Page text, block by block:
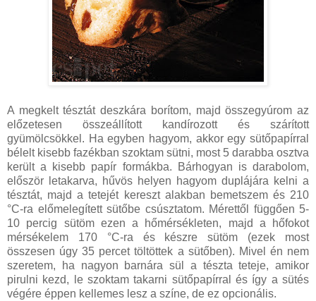
A megkelt tésztát deszkára borítom, majd összegyúrom az
előzetesen összeállított kandírozott és szárított
gyümölcsökkel. Ha egyben hagyom, akkor egy sütőpapírral
bélelt kisebb fazékban szoktam sütni, most 5 darabba osztva
került a kisebb papír formákba. Bárhogyan is darabolom,
először letakarva, hűvös helyen hagyom duplájára kelni a
tésztát, majd a tetejét kereszt alakban bemetszem és 210
°C-ra előmelegített sütőbe csúsztatom. Mérettől függően 5-
10 percig sütöm ezen a hőmérsékleten, majd a hőfokot
mérsékelem 170 °C-ra és készre sütöm (ezek most
összesen úgy 35 percet töltöttek a sütőben). Mivel én nem
szeretem, ha nagyon barnára sül a tészta teteje, amikor
pirulni kezd, le szoktam takarni sütőpapírral és így a sütés
végére éppen kellemes lesz a színe, de ez opcionális.